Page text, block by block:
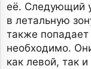
её. Следующий
в летальную
также попадает
необходимо.
как левой, так